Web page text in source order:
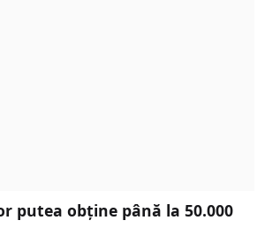
putea obține până la 50.000